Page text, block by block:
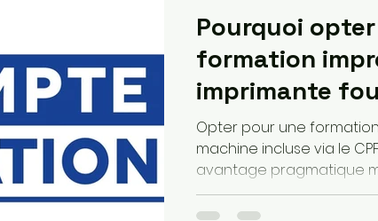
Pourquoi
formation
imprimante
qu'un cursus
Opter pour une
machine incluse via le
avantage pragmatique
cursus classique : la
barrière entre